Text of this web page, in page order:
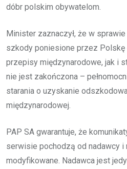
dóbr polskim obywatelom.
Minister zaznaczył, że w
szkody poniesione przez
przepisy międzynarodowe, jak i
nie jest zakończona –
starania o uzyskanie
międzynarodowej.
PAP SA gwarantuje, że
serwisie pochodzą od nadawcy i
modyfikowane. Nadawca jest